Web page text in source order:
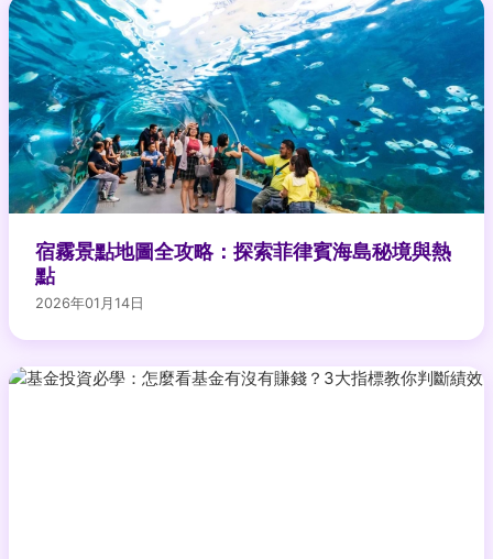
宿霧景點地圖全攻略：探索菲律賓海島秘境與熱
點
2026年01月14日